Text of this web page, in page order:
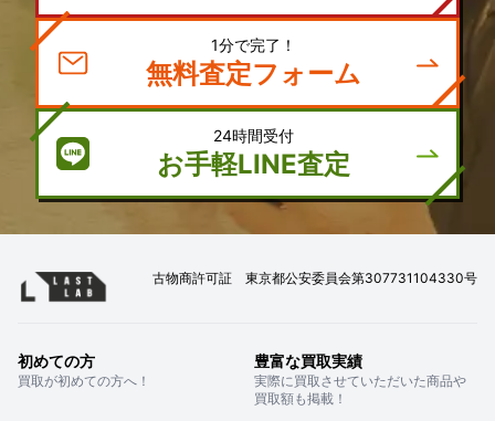
1分で完了！
無料査定フォーム
24時間受付
お手軽LINE査定
古物商許可証 東京都公安委員会第307731104330号
初めての方
買取が初めての方へ！
豊富な買取実績
実際に買取させていただいた商品や
買取額も掲載！